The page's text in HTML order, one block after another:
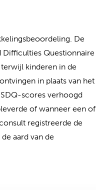
De
Difficulties Questionnaire
kinderen in de
in plaats van het
scores verhoogd
of wanneer een of
registreerde de
aard van de